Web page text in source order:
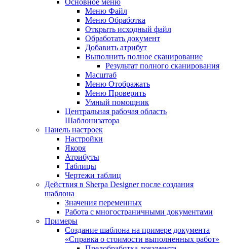
Меню Файл
Меню Обработка
Открыть исходный файл
Обработать документ
Добавить атрибут
Выполнить полное сканирование
Результат полного сканирования
Масштаб
Меню Отображать
Меню Проверить
Умный помощник
Центральная рабочая область
Шаблонизатора
Панель настроек
Настройки
Якоря
Атрибуты
Таблицы
Чертежи таблиц
Действия в Sherpa Designer после создания
шаблона
Значения переменных
Работа с многостраничными документами
Примеры
Создание шаблона на примере документа
«Справка о стоимости выполненных работ»